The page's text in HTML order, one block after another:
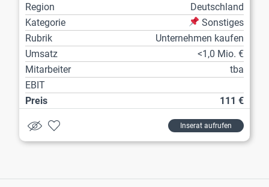
Region
Deutschland
Kategorie
Sonstiges
Rubrik
Unternehmen kaufen
Umsatz
<1,0 Mio. €
Mitarbeiter
tba
EBIT
Preis
111 €
Inserat aufrufen